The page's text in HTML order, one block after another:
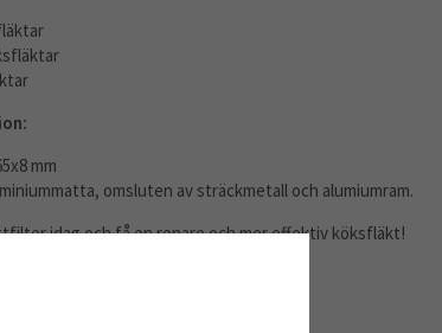
mm
omsluten av sträckmetall och alumiumram.
idag och få en renare och mer effektiv köksfläkt!